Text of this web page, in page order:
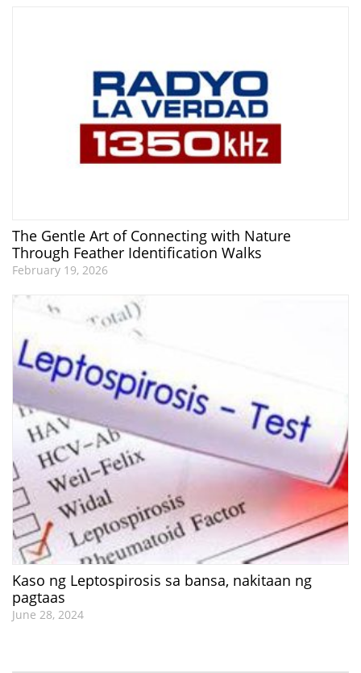
The Gentle Art of Connecting with Nature
Through Feather Identification Walks
February 19, 2026
Kaso ng Leptospirosis sa bansa, nakitaan ng
pagtaas
June 28, 2024